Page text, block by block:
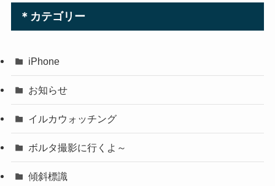
＊カテゴリー
iPhone
お知らせ
イルカウォッチング
ボルタ撮影に行くよ～
傾斜標識